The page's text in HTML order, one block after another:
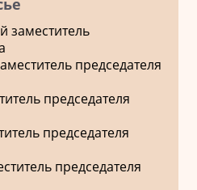
заместитель
председателя
председателя
председателя
председателя